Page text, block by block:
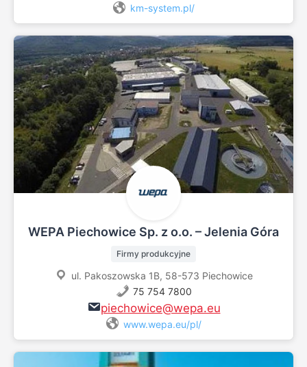
km-system.pl/
WEPA Piechowice Sp. z o.o. – Jelenia Góra
Firmy produkcyjne
ul. Pakoszowska 1B, 58-573 Piechowice
75 754 7800
piechowice@wepa.eu
www.wepa.eu/pl/